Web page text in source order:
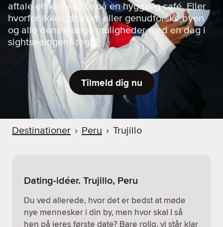
aftale en kaffe-date på en hyggelig café. Eller
hvorfor ikke udforske eller genudforske byen
og alle dens mange muligheder med en dag i
sightseeingens tegn?
Tilmeld dig nu
Destinationer › Peru › Trujillo
Dating-idéer. Trujillo, Peru
Du ved allerede, hvor det er bedst at møde
nye mennesker i din by, men hvor skal I så
hen på jeres første date? Bare rolig, vi står klar